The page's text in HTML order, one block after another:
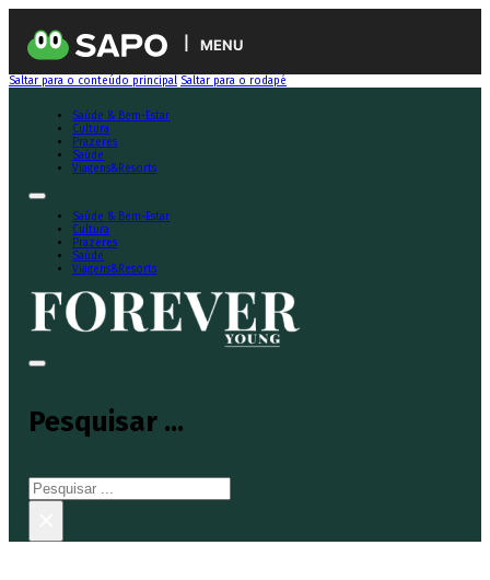
MENU
Saltar para o conteúdo principal Saltar para o rodapé
Saúde & Bem-Estar
Cultura
Prazeres
Saúde
Viagens&Resorts
Saúde & Bem-Estar
Cultura
Prazeres
Saúde
Viagens&Resorts
Pesquisar ...
Pesquisar